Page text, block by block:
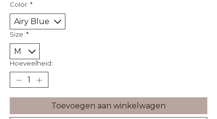
Color: *
Size: *
Hoeveelheid:
Toevoegen aan winkelwagen